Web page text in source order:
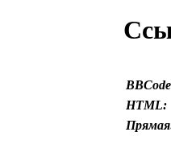
HTML: